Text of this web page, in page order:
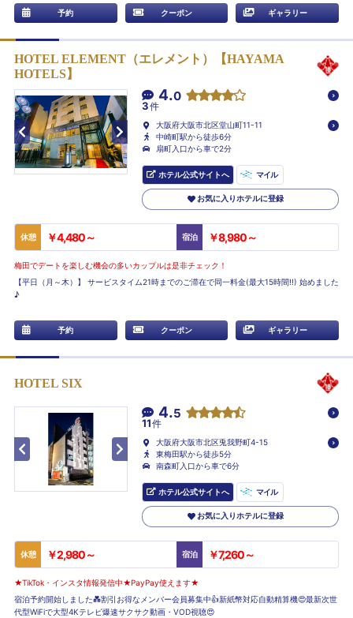
予約 クーポン ギャラリー
HOTEL ELEMENT（エレメント）【HAYAMA
HOTELS】
4.0
3件
大阪府大阪市北区堂山町11-11
中崎町駅から徒歩6分
扇町入口から車で2分
ホテル公式サイトへ マイル
お気に入りホテルに登録
休憩 ￥4,480～ 宿泊 ￥8,980～
梅田でデートを楽しむ機会の多いカップルは是非チェック！
【平日（月～木）】 サービスタイム21時までのご滞在で同一料金(最大15時間!!) 始めました
♪
予約 クーポン ギャラリー
HOTEL SIX
4.5
11件
大阪府大阪市北区兎我野町4-15
東梅田駅から徒歩5分
南森町入口から車で6分
ホテル公式サイトへ マイル
お気に入りホテルに登録
休憩 ￥2,980～ 宿泊 ￥7,260～
★TikTok・インスタ情報発信中★PayPay使えます★
宿泊予約開始しました💑割引お得なメンバー会員募集中👍新紙幣対応自動精算機😍最新次世
代型WiFiで大型4Kテレビ爆速サクサク動画・VOD視聴😍